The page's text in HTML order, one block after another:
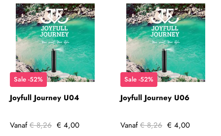
Sale -52%
Joyfull Journey U04
Vanaf € 8,26 € 4,00
Sale -52%
Joyfull Journey U06
Vanaf € 8,26 € 4,00